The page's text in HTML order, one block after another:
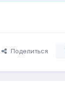
Поделиться